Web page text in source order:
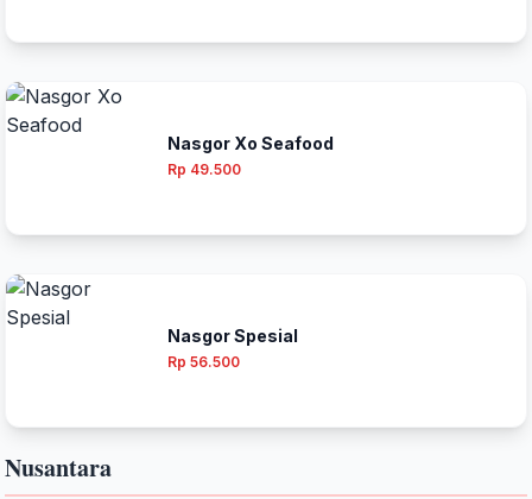
Nasgor Xo Seafood
Rp 49.500
Nasgor Spesial
Rp 56.500
Nusantara